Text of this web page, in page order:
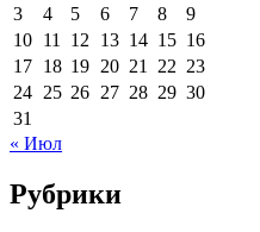
3
4 5 6 7 8
9
10 11 12 13 14 15 16
17 18 19 20 21 22 23
24 25 26 27 28 29 30
31
« Июл
Рубрики